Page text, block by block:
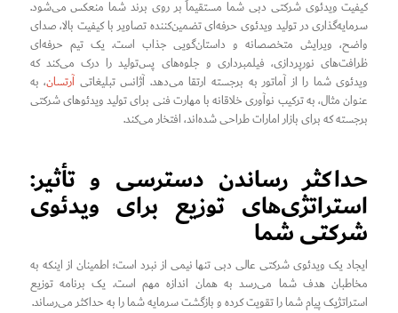
کیفیت ویدئوی شرکتی دبی شما مستقیماً بر روی برند شما منعکس می‌شود.
سرمایه‌گذاری در تولید ویدئوی حرفه‌ای تضمین‌کننده تصاویر با کیفیت بالا، صدای
واضح، ویرایش متخصصانه و داستان‌گویی جذاب است. یک تیم حرفه‌ای
ظرافت‌های نورپردازی، فیلمبرداری و جلوه‌های پس‌تولید را درک می‌کند که
ویدئوی شما را از آماتور به برجسته ارتقا می‌دهد. آژانس تبلیغاتی آرتسان، به
عنوان مثال، به ترکیب نوآوری خلاقانه با مهارت فنی برای تولید ویدئوهای شرکتی
برجسته که برای بازار امارات طراحی شده‌اند، افتخار می‌کند.
حداکثر رساندن دسترسی و تأثیر:
استراتژی‌های توزیع برای ویدئوی
شرکتی شما
ایجاد یک ویدئوی شرکتی عالی دبی تنها نیمی از نبرد است؛ اطمینان از اینکه به
مخاطبان هدف شما می‌رسد به همان اندازه مهم است. یک برنامه توزیع
استراتژیک پیام شما را تقویت کرده و بازگشت سرمایه شما را به حداکثر می‌رساند.